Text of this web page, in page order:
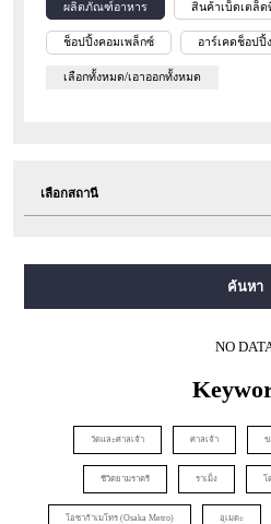
ผลิตภัณฑ์อาหาร สินค้าเบ็ดเตล็ด
ช็อปปิ้งคอมเพล็กซ์ อาร์เคดช็อปปิ้ง
เลือกทั้งหมด/เอาออกทั้งหมด
เลือกสถานี
ค้นหา
NO
วัดและศาลเจ้า ศาลเจ้า ข
ชีวิตยามราตรี ราเม็ง โ
โอซาก้าเมโทร (Osaka Metro) อุเมดะ